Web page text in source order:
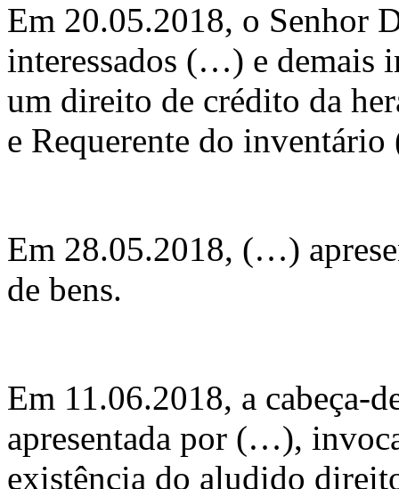
Em 20.05.2018, o Senhor
interessados (…) e demais
um direito de crédito da
e Requerente do
Em 28.05.2018, (…)
de bens.
Em 11.06.2018, a cabeça-
apresentada por (…),
existência do aludido